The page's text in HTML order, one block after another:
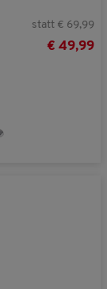
statt € 69,99
€ 49,99